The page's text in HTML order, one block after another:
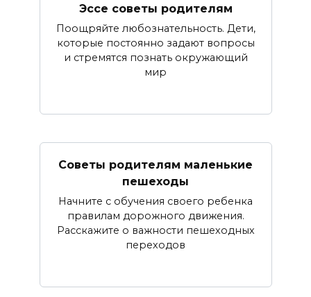
Эссе советы родителям
Поощряйте любознательность. Дети,
которые постоянно задают вопросы
и стремятся познать окружающий
мир
Советы родителям маленькие
пешеходы
Начните с обучения своего ребенка
правилам дорожного движения.
Расскажите о важности пешеходных
переходов